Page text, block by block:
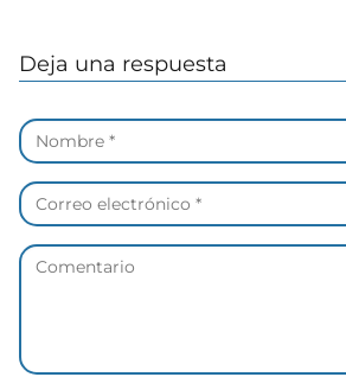
Deja una respuesta